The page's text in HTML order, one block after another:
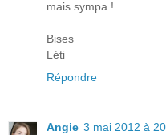
mais sympa !
Bises
Léti
Répondre
Angie 3 mai 2012 à